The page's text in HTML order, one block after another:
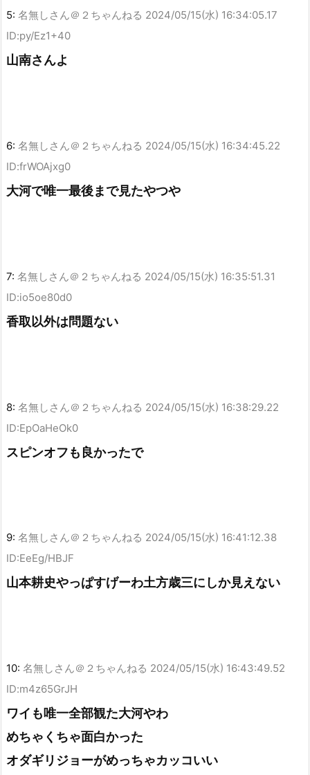
5: 名無しさん＠２ちゃんねる 2024/05/15(水) 16:34:05.17
ID:py/Ez1+40
山南さんよ
6: 名無しさん＠２ちゃんねる 2024/05/15(水) 16:34:45.22
ID:frWOAjxg0
大河で唯一最後まで見たやつや
7: 名無しさん＠２ちゃんねる 2024/05/15(水) 16:35:51.31
ID:io5oe80d0
香取以外は問題ない
8: 名無しさん＠２ちゃんねる 2024/05/15(水) 16:38:29.22
ID:EpOaHeOk0
スピンオフも良かったで
9: 名無しさん＠２ちゃんねる 2024/05/15(水) 16:41:12.38
ID:EeEg/HBJF
山本耕史やっぱすげーわ土方歳三にしか見えない
10: 名無しさん＠２ちゃんねる 2024/05/15(水) 16:43:49.52
ID:m4z65GrJH
ワイも唯一全部観た大河やわ
めちゃくちゃ面白かった
オダギリジョーがめっちゃカッコいい